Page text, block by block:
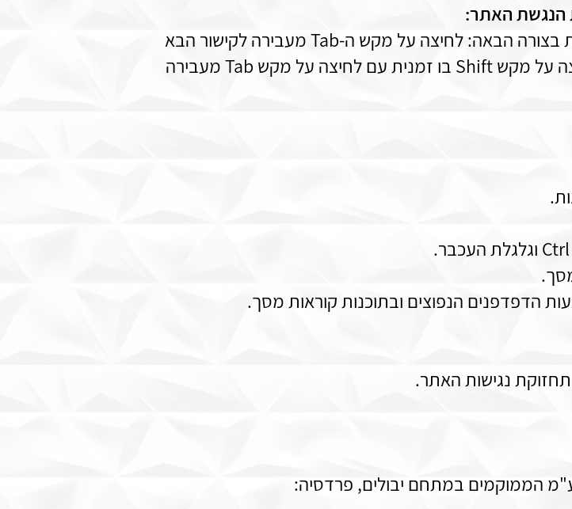
הנגשת האתר:
כל הפעולות באתר ניתנות לביצוע באמצעות מקלדת בצורה הבאה: לחיצה על מקש ה-Tab מעבירה לקישור הבא
ולחיצה על מקש ה-Enter מפעילה את הקישור. לחיצה על מקש Shift בו זמנית עם לחיצה על מקש Tab מעבירה
הדפדפנים הנפוצים ובתוכנות קוראות מסך.
נגישות האתר.
הממוקמים במתחם יבולים, פרדסיה: